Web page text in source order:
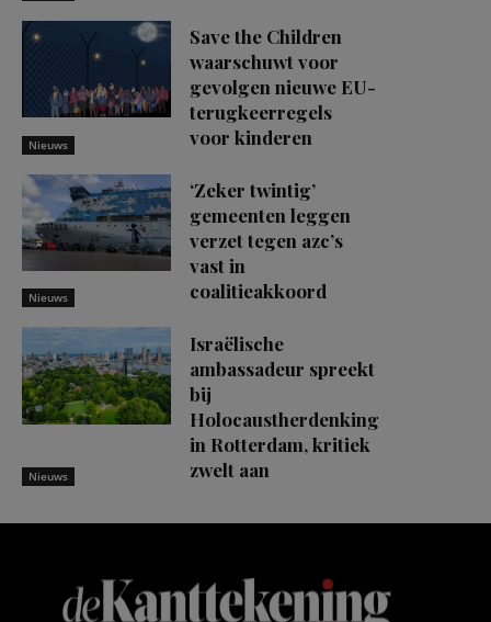
Nieuws
Save the Children
waarschuwt voor
gevolgen nieuwe EU-
terugkeerregels
voor kinderen
Nieuws
‘Zeker twintig’
gemeenten leggen
verzet tegen azc’s
vast in
coalitieakkoord
Nieuws
Israëlische
ambassadeur spreekt
bij
Holocaustherdenking
in Rotterdam, kritiek
zwelt aan